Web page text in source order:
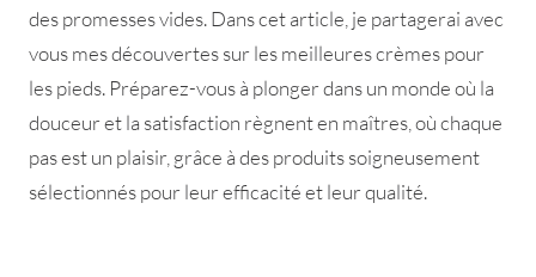
des promesses vides. Dans cet article, je partagerai avec
vous mes découvertes sur les meilleures crèmes pour
les pieds. Préparez-vous à plonger dans un monde où la
douceur et la satisfaction règnent en maîtres, où chaque
pas est un plaisir, grâce à des produits soigneusement
sélectionnés pour leur efficacité et leur qualité.